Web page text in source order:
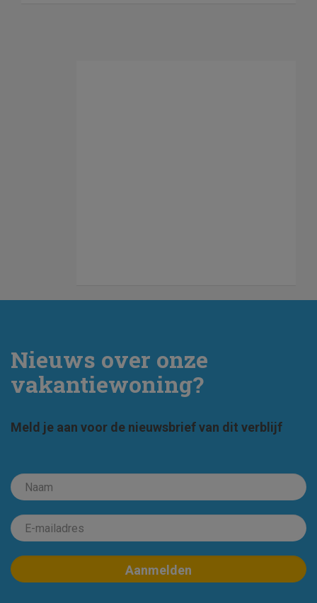
Nieuws over onze
vakantiewoning?
Meld je aan voor de nieuwsbrief van dit verblijf